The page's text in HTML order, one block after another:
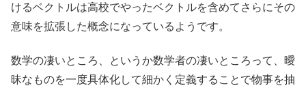
けるベクトルは高校でやったベクトルを含めてさらにその
意味を拡張した概念になっているようです。
数学の凄いところ、というか数学者の凄いところって、曖
昧なものを一度具体化して細かく定義することで物事を抽